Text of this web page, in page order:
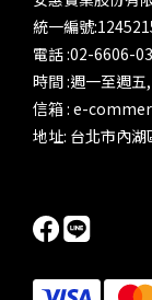
統一編號
電話 :02-6606-
時間 :週一至週
信箱 : e-
地址: 台北市內